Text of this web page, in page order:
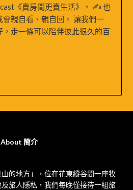
《賣房間更賣生活》， ✍ 也
親自看、親自回。 讓我們一
走一條可以陪伴彼此很久的百
About 簡介
的地方」，位在花東縱谷間一座牧
旅人隱私，我們每晚僅接待一組旅